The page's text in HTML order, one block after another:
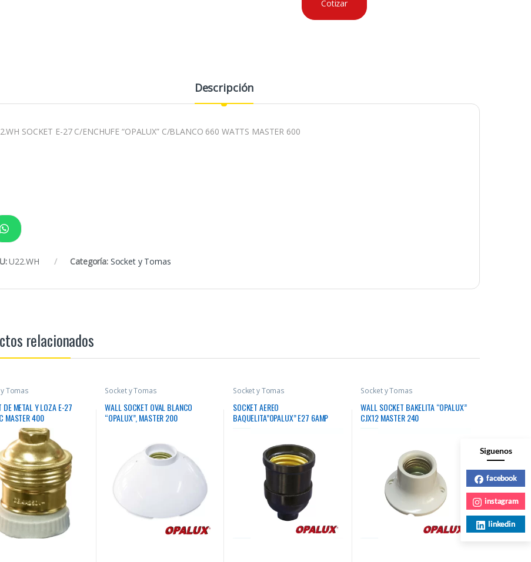
Cotizar
Descripción
SOCKET E-27 C/ENCHUFE “OPALUX” C/BLANCO 660 WATTS MASTER 600
U22.WH Categoría: Socket y Tomas
relacionados
Tomas
DE METAL Y LOZA E-27
MASTER 400
Socket y Tomas
WALL SOCKET OVAL BLANCO
“OPALUX”, MASTER 200
Socket y Tomas
SOCKET AEREO
BAQUELITA”OPALUX” E27 6AMP
Socket y Tomas
WALL SOCKET BAKELITA “OPALUX”
CJX12 MASTER 240
Siguenos
facebook
instagram
linkedin